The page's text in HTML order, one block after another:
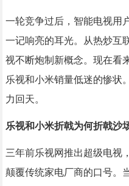
一轮竞争过后，智能电视用
一记响亮的耳光。从热炒互
视不断炮制新概念。现在看
乐视和小米销量低迷的惨状
力回天。
乐视和小米折戟为何折戟沙
三年前乐视网推出超级电视
颠覆传统家电厂商的口号。